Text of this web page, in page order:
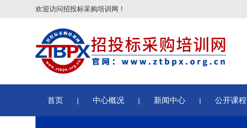
欢迎访问招投标采购培训网！
首页 | 中心概况 | 新闻中心 | 公开课程